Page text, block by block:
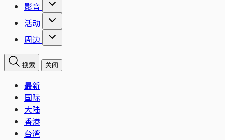
影音
活动
周边
搜索 关闭
最新
国际
大陆
香港
台湾